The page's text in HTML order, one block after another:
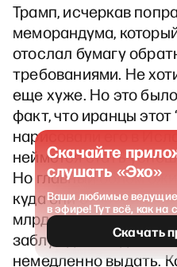
Трамп, исчеркав
меморандума,
отослал бумагу
требованиями. Не
еще хуже. Но это
факт, что иранцы этот
нарисовали его в
неймется стать
Но главный облом
куда они
млрд, которые по их
заблуждению, должны
немедленно выдать.
Скачайте
слушать «Эхо»
Ваши любимые
в эфире! Тут всё, как
Скачать